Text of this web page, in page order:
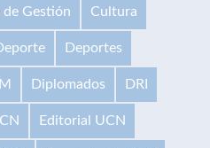
Gestión Cultura
Deportes
Diplomados DRI
Editorial UCN